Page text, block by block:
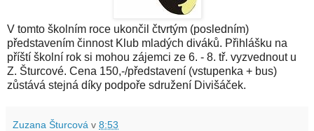
V tomto školním roce ukončil čtvrtým (posledním)
představením činnost Klub mladých diváků. Přihlášku na
příští školní rok si mohou zájemci ze 6. - 8. tř. vyzvednout u
Z. Šturcové. Cena 150,-/představení (vstupenka + bus)
zůstává stejná díky podpoře sdružení Divišáček.
Zuzana Šturcová v 8:53